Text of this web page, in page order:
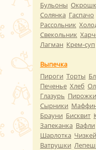
Бульоны
Солянка Гаспачо
Рассольник
Свекольник
Лагман Крем-суп
Выпечка
Пироги Торты
Печенье Хлеб
Глазурь Пирожки
Сырники
Брауни Бисквит
Запеканка Вафли
Шарлотка
Ватрушки